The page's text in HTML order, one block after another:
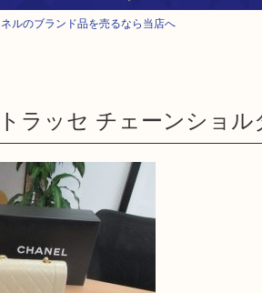
ルのブランド品を売るなら当店へ
ラッセ チェーンショル